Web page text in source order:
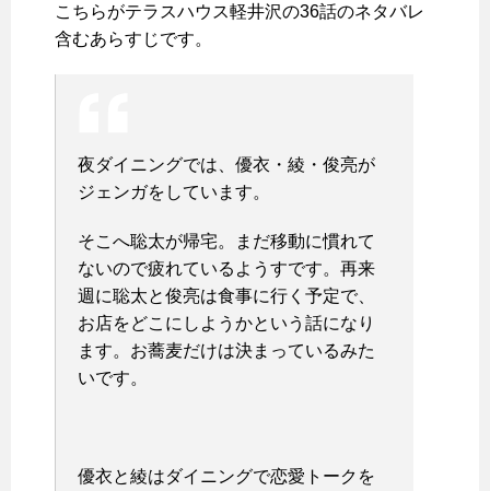
こちらがテラスハウス軽井沢の36話のネタバレ
含むあらすじです。
夜ダイニングでは、優衣・綾・俊亮が
ジェンガをしています。
そこへ聡太が帰宅。まだ移動に慣れて
ないので疲れているようすです。再来
週に聡太と俊亮は食事に行く予定で、
お店をどこにしようかという話になり
ます。お蕎麦だけは決まっているみた
いです。
優衣と綾はダイニングで恋愛トークを